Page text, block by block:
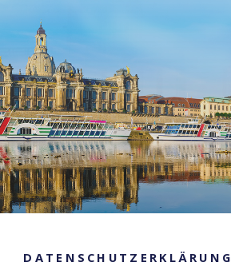
DATENSCHUTZERKLÄRUNG